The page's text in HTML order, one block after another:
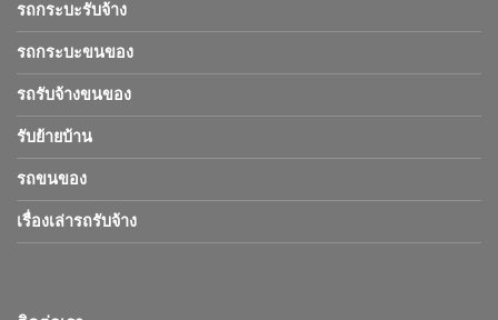
รถกระบะรับจ้าง
รถกระบะขนของ
รถรับจ้างขนของ
รับย้ายบ้าน
รถขนของ
เรื่องเล่ารถรับจ้าง